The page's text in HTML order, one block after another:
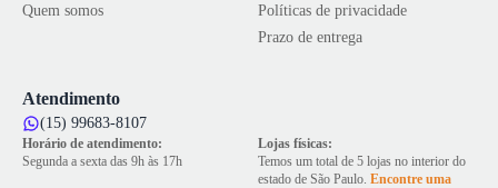
Quem somos
Políticas de privacidade
Prazo de entrega
Atendimento
(15) 99683-8107
Horário de atendimento:
Segunda a sexta das 9h às 17h
Lojas físicas:
Temos um total de 5 lojas no interior do
estado de São Paulo. Encontre uma